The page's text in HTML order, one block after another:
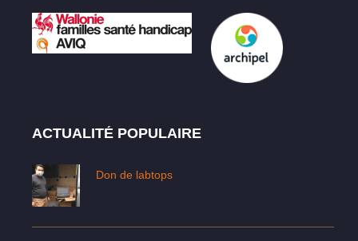
ACTUALITÉ POPULAIRE
Don de labtops